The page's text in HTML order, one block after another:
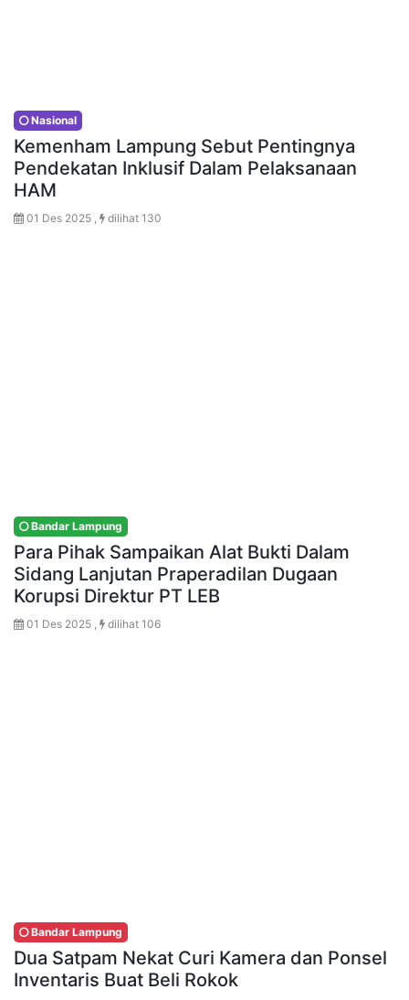
Nasional
Kemenham Lampung Sebut Pentingnya
Pendekatan Inklusif Dalam Pelaksanaan
HAM
01 Des 2025 , dilihat 130
Bandar Lampung
Para Pihak Sampaikan Alat Bukti Dalam
Sidang Lanjutan Praperadilan Dugaan
Korupsi Direktur PT LEB
01 Des 2025 , dilihat 106
Bandar Lampung
Dua Satpam Nekat Curi Kamera dan Ponsel
Inventaris Buat Beli Rokok